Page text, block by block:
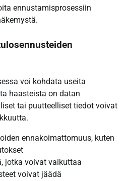
ennustamisprosessiin
voi kohdata useita
haasteista on datan
tai puutteelliset tiedot voivat
ennakoimattomuus, kuten
jotka voivat vaikuttaa
voivat jäädä